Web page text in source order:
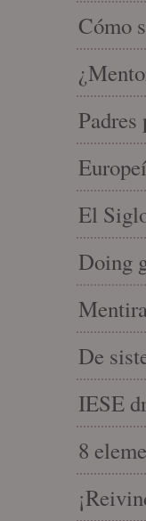
Cómo
Padres
El
Doing
De
IESE
8